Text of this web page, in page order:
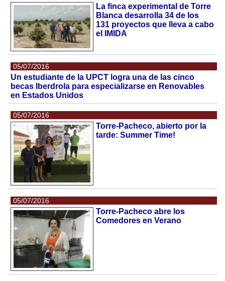
La finca experimental de Torre
Blanca desarrolla 34 de los
131 proyectos que lleva a cabo
el IMIDA
05/07/2016
Un estudiante de la UPCT logra una de las cinco
becas Iberdrola para especializarse en Renovables
en Estados Unidos
05/07/2016
Torre-Pacheco, abierto por la
tarde: Summer Time!
05/07/2016
Torre-Pacheco abre los
Comedores en Verano